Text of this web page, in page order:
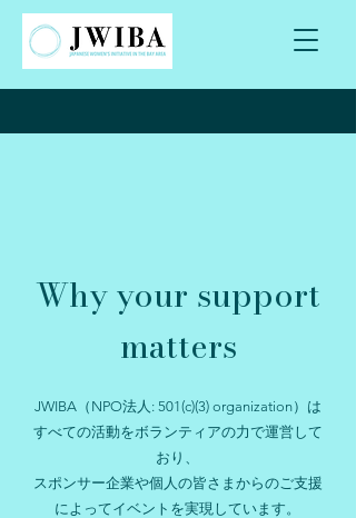
Why your support
matters
JWIBA（NPO法人: 501(c)(3) organization）は
すべての活動をボランティアの力で運営して
おり、
スポンサー企業や個人の皆さまからのご支援
によってイベントを実現しています。